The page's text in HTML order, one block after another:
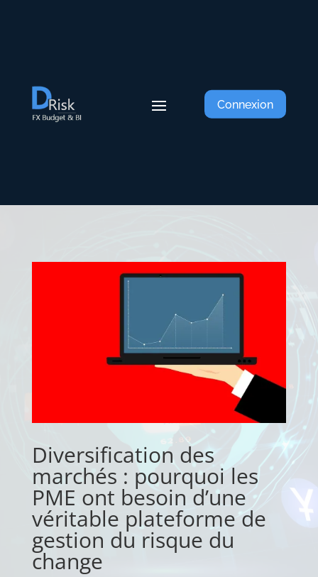
Connexion
Diversification des
marchés : pourquoi les
PME ont besoin d’une
véritable plateforme de
gestion du risque du
change